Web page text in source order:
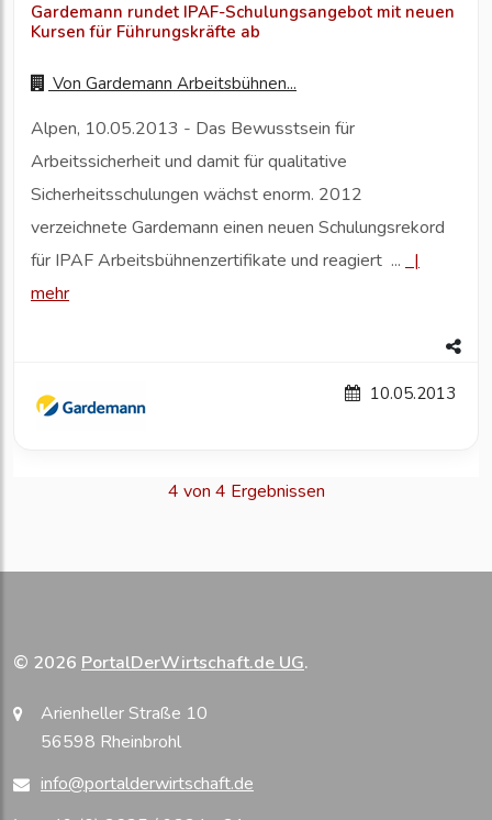
Gardemann rundet IPAF-Schulungsangebot mit neuen
Kursen für Führungskräfte ab
Von Gardemann Arbeitsbühnen...
Alpen, 10.05.2013 - Das Bewusstsein für
Arbeitssicherheit und damit für qualitative
Sicherheitsschulungen wächst enorm. 2012
verzeichnete Gardemann einen neuen Schulungsrekord
für IPAF Arbeitsbühnenzertifikate und reagiert ...
|
mehr
10.05.2013
4 von 4 Ergebnissen
© 2026 PortalDerWirtschaft.de UG.
Arienheller Straße 10
56598 Rheinbrohl
info@portalderwirtschaft.de